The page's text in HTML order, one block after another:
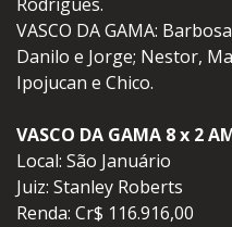
VASCO DA GAMA:
Danilo e Jorge; Nestor,
Ipojucan e Chico.
VASCO DA GAMA 8 x 2
Local: São Januário
Juiz: Stanley Roberts
Renda: Cr$ 116.916,00